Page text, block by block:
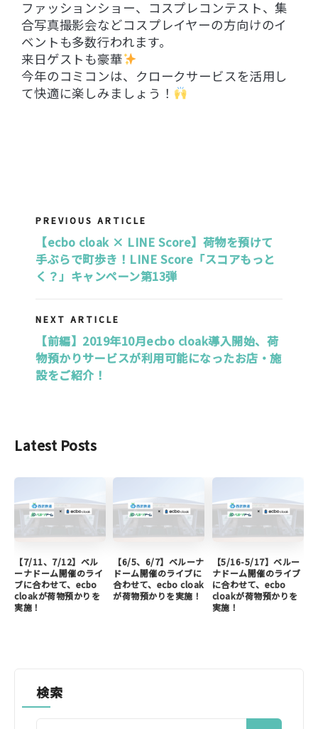
ファッションショー、コスプレコンテスト、集
合写真撮影会などコスプレイヤーの方向けのイ
ベントも多数行われます。
来日ゲストも豪華
今年のコミコンは、クロークサービスを活用し
て快適に楽しみましょう！
PREVIOUS ARTICLE
【ecbo cloak × LINE Score】荷物を預けて
手ぶらで町歩き！LINE Score「スコアもっと
く？」キャンペーン第13弾
NEXT ARTICLE
【前編】2019年10月ecbo cloak導入開始、荷
物預かりサービスが利用可能になったお店・施
設をご紹介！
Latest Posts
【7/11、7/12】ベル
ーナドーム開催のライ
ブに合わせて、ecbo
cloakが荷物預かりを
実施！
【6/5、6/7】ベルーナ
ドーム開催のライブに
合わせて、ecbo cloak
が荷物預かりを実施！
【5/16-5/17】ベルー
ナドーム開催のライブ
に合わせて、ecbo
cloakが荷物預かりを
実施！
検索